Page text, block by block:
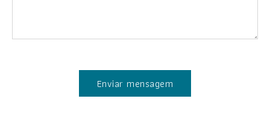
Enviar mensagem